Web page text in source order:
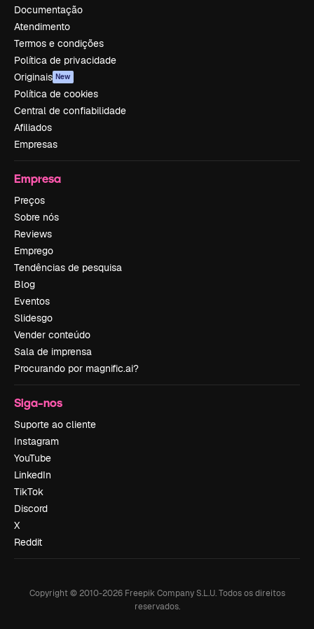
Documentação
Atendimento
Termos e condições
Política de privacidade
Originais New
Política de cookies
Central de confiabilidade
Afiliados
Empresas
Empresa
Preços
Sobre nós
Reviews
Emprego
Tendências de pesquisa
Blog
Eventos
Slidesgo
Vender conteúdo
Sala de imprensa
Procurando por magnific.ai?
Siga-nos
Suporte ao cliente
Instagram
YouTube
LinkedIn
TikTok
Discord
X
Reddit
Copyright © 2010-2026Freepik Company S.L.U. Todos os direitos
reservados.